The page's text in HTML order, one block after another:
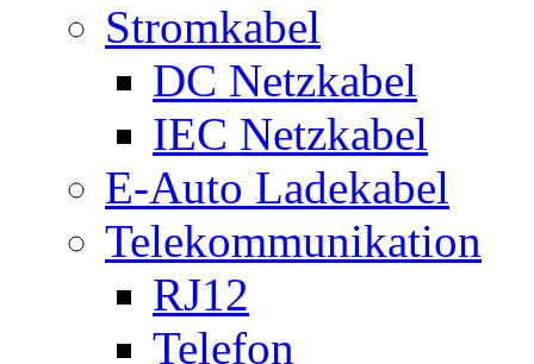
Stromkabel
DC Netzkabel
IEC Netzkabel
E-Auto Ladekabel
Telekommunikation
RJ12
Telefon